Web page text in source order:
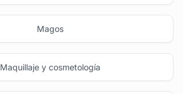
Magos
Maquillaje y cosmetología